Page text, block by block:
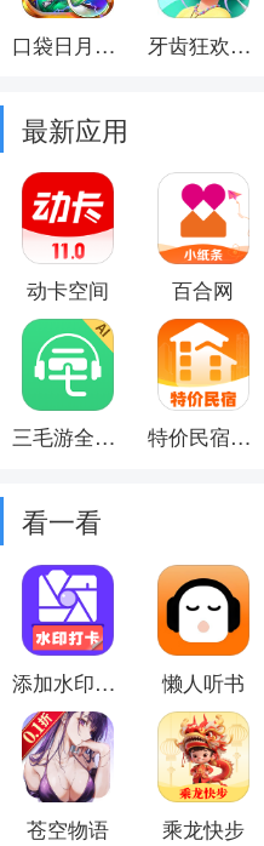
口袋日月游戏软件 牙齿狂欢派对
最新应用
动卡空间 百合网
三毛游全球景点讲解语音导游 特价民宿预订
看一看
添加水印定位相机 懒人听书
苍空物语 乘龙快步